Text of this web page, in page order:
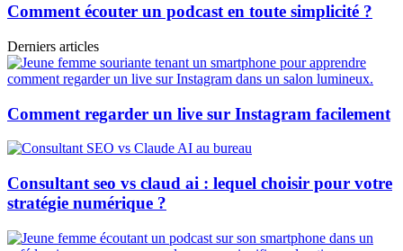
Comment écouter un podcast en toute simplicité ?
Derniers articles
Comment regarder un live sur Instagram facilement
Consultant seo vs claud ai : lequel choisir pour votre
stratégie numérique ?